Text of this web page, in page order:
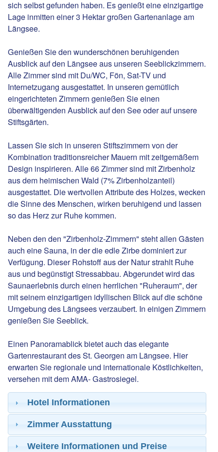
sich selbst gefunden haben. Es genießt eine einzigartige
Lage inmitten einer 3 Hektar großen Gartenanlage am
Längsee.
Genießen Sie den wunderschönen beruhigenden
Ausblick auf den Längsee aus unseren Seeblickzimmern.
Alle Zimmer sind mit Du/WC, Fön, Sat-TV und
Internetzugang ausgestattet. In unseren gemütlich
eingerichteten Zimmern genießen Sie einen
überwältigenden Ausblick auf den See oder auf unsere
Stiftsgärten.
Lassen Sie sich in unseren Stiftszimmern von der
Kombination traditionsreicher Mauern mit zeitgemäßem
Design inspirieren. Alle 66 Zimmer sind mit Zirbenholz
aus dem heimischen Wald (7% Zirbenholzanteil)
ausgestattet. Die wertvollen Attribute des Holzes, wecken
die Sinne des Menschen, wirken beruhigend und lassen
so das Herz zur Ruhe kommen.
Neben den den "Zirbenholz-Zimmern" steht allen Gästen
auch eine Sauna, in der die edle Zirbe dominiert zur
Verfügung. Dieser Rohstoff aus der Natur strahlt Ruhe
aus und begünstigt Stressabbau. Abgerundet wird das
Saunaerlebnis durch einen herrlichen "Ruheraum", der
mit seinem einzigartigen idyllischen Blick auf die schöne
Umgebung des Längsees verzaubert. In einigen Zimmern
genießen Sie Seeblick.
Einen Panoramablick bietet auch das elegante
Gartenrestaurant des St. Georgen am Längsee. Hier
erwarten Sie regionale und internationale Köstlichkeiten,
versehen mit dem AMA- Gastrosiegel.
Hotel Informationen
Zimmer Ausstattung
Weitere Informationen und Preise